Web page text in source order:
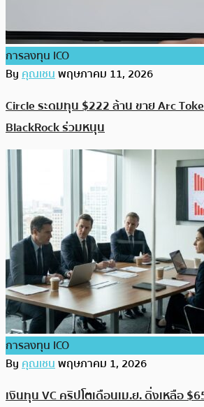
การลงทุน ICO
Byคุณเชนพฤษภาคม 11, 2026
Circle ระดมทุน $222 ล้าน ขาย Arc
BlackRock ร่วมหนุน
การลงทุน ICO
Byคุณเชนพฤษภาคม 1, 2026
เงินทุน VC คริปโตเดือนเม.ย. ดิ่งเหลือ